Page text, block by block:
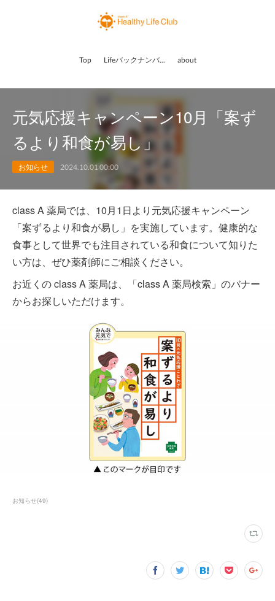
Top Lifeバックナンバー about
元気応援キャンペーン10月「案ず
るより和食が易し」
お知らせ 2024.10.01 00:00
class A 薬局では、10月1日より元気応援キャンペーン
「案ずるより和食が易し」を実施しています。健康的な
食事として世界でも注目されている和食について知りた
い方は、ぜひ薬剤師にご相談ください。
お近くの class A 薬局は、「class A 薬局検索」のバナー
からお探しいただけます。
お知らせ(49)